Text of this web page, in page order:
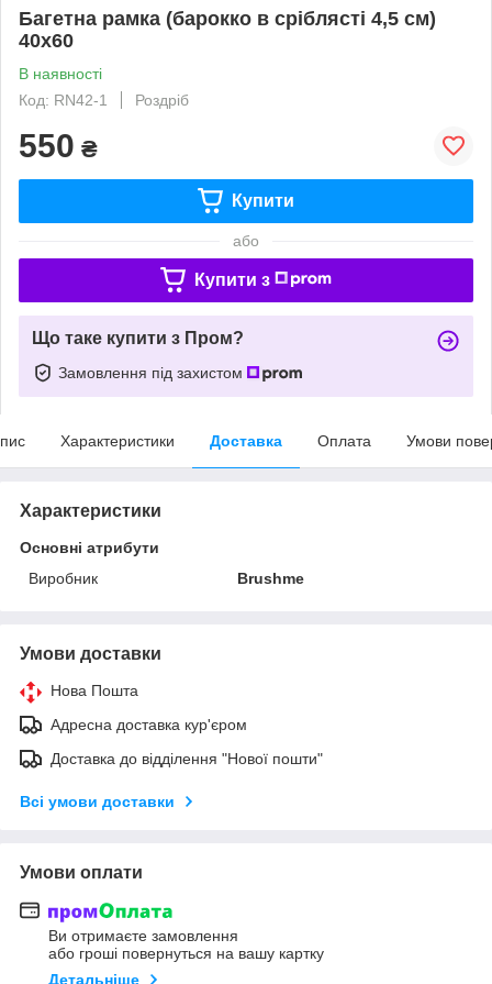
Багетна рамка (барокко в сріблясті 4,5 см)
40х60
В наявності
Код: RN42-1
Роздріб
550 ₴
Купити
або
Купити з
Що таке купити з Пром?
Замовлення під захистом
Характеристики Доставка Оплата Умови
Характеристики
Основні атрибути
Виробник
Brushme
Умови доставки
Нова Пошта
Адресна доставка кур'єром
Доставка до відділення "Нової пошти"
Всі умови доставки
Умови оплати
Ви отримаєте замовлення
або гроші повернуться на вашу картку
Детальніше